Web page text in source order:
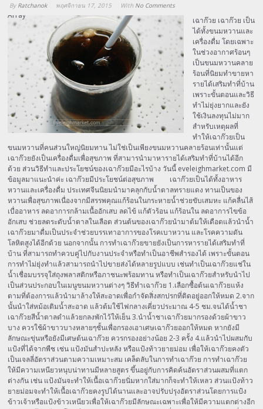
By Ratchanok พฤศจิกายน 17, 2015 With No Comments
Array
เฉาก๊วย เฉาก๊วย เป็น
ได้ทั้งขนมหวานและ
เครื่องดื่ม โดยเฉพาะ
ในช่วงอากาศร้อนๆ
เป็นขนมหวานคลาย
ร้อนที่นิยมทำขายหา
รายได้เสริมทำที่บ้าน
เพราะขั้นตอนและวิธี
ทำไม่ยุ่งยากและยัง
ใช้เงินลงทุนไม่มาก
สำหรับเหตุผลที่
ทำให้เฉาก๊วยเป็น
ขนมหวานที่คนส่วนใหญ่นิยมทาน ไม่ใช่เป็นเพียงขนมหวานคลายร้อนเท่านั้นแต่
เฉาก๊วยยังเป็นเครื่องดื่มเพื่อสุขภาพ ที่สามารนำมาหารายได้เสริมทำที่บ้านได้อีก
ด้วย ส่วนวิธีทำและประโยชน์ของเฉาก๊วยมีอะไรบ้าง วันนี้ eveleighmarket.com มี
ข้อมูลมาแนะนำค่ะ เฉาก๊วยมีประโยชน์ต่อสุขภาพ เฉาก๊วยเป็นได้ทั้งอาหาร
หวานและเครื่องดื่ม ประเทศจีนนิยมนำมาคลุกกับน้ำตาลทรายแดง ทานเป็นของ
หวานเพื่อสุขภาพเนื่องจากมีสรรพคุณแก้ร้อนในกระหายน้ำช่วยขับเสมหะ แก้คลื่นไส้
เบื่ออาหาร ลดอาการกล้ามเนื้ออักเสบ ลดไข้ แก้ตัวร้อน แก้ร้อนใน ลดอาการไขข้อ
อักเสบ ช่วยลดระดับน้ำตาลในเลือด ส่วนต้นของเฉาก๊วยนำมาต้มให้เดือดแล้วนำน้ำ
เฉาก๊วยมาดื่มเป็นประจำช่วยบรรเทาอาการของโรคเบาหวาน และโรคความดัน
โลหิตสูงได้อีกด้วย นอกจากนั้น การทำเฉาก๊วยขายยังเป็นการหารายได้เสริมทำที่
บ้าน ที่สามารถทำควบคู่ไปกับงานประจำหรือทำเป็นอาชีพสำรองได้ เพราะขั้นตอน
การทำไม่ยุ่งทำแล้วสามารถนำไปขายส่งได้หลายรูปแบบ เช่นทำเป็นเฉาก๊วยแช่ใน
น้ำเชื่อมบรรจุใส่ถุงพลาสติกหรือภาชนะพร้อมทาน หรือทำเป็นเฉาก๊วยสำหรับนำไป
เป็นส่วนประกอบในเมนูขนมหวานต่างๆ วิธีทำเฉาก๊วย 1.เลือกซื้อต้นเฉาก๊วยแห้ง
ตามที่ต้องการแล้วนำมาล้างให้สะอาดเพื่อกำจัดสิ่งสกปรกที่ติดอยู่ออกให้หมด 2.จาก
นั้นนำใส่หม้อเติมน้ำสะอาด แล้วต้มใช้ไฟกลางเคี่ยวประมาณ 4-5 ชม.จนได้น้ำชา
เฉาก๊วยสีน้ำตาลดำแล้วยกลงพักไว้ให้เย็น 3.นำน้ำชาเฉาก๊วยมากรองด้วยผ้าขาว
บาง ควรใช้ผ้าขาวบางหลายๆชั้นเพื่อกรองเอาเศษเฉาก๊วยออกให้หมด หากยังมี
ลักษณะขุ่นหรือยังมีเศษต้นเฉาก๊วย ควรกรองอย่างน้อย 2-3 ครั้ง 4.แล้วนำไปผสมกับ
แป้งที่ได้จากพืช เช่น แป้งมันสำปะหลัง หรือแป้งท้าวยายม่อม เพื่อให้เฉาก๊วยคงตัว
เป็นเจลลี่อัตราส่วนตามความเหมาะสม เคล็ดลับในการทำเฉาก๊วย การทำเฉาก๊วย
ให้มีความเหนียวหนุบน่าทานมีหลายสูตร ขึ้นอยู่กับการคิดค้นอัตราส่วนผสมที่แตก
ต่างกัน เช่น แป้งมันจะทำให้เนื้อเฉาก๊วยนิ่มหากใส่มากก็จะทำให้เหลว ส่วนแป้งท้าว
ยายม่อมจะทำให้เนื้อเฉาก๊วยคงรูปได้นานและอาจปรับปรุงอัตราส่วนโดยการแป้ง
ข้าวเจ้าหรือแป้งข้าวเหนียวเพื่อให้เฉาก๊วยมีลักษณะเฉพาะเพื่อให้มีความแตกต่างอีก